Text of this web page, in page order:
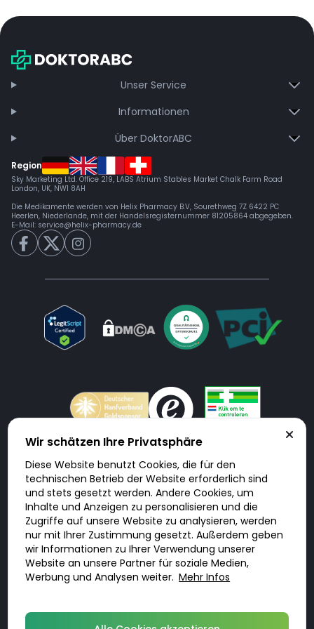
Beschwerden oder hartnäckiger Schlaflosigkeit leiden. Die Sorte
Weitere Forschung ist notwendig, aber Dolato kann derzeit für
folgende Zwecke eingesetzt werden:
Unterstützung bei Schlafstörungen und Schlaflosigkeit
Stressabbau und tiefe Entspannung
Förderung des Appetits und Angstreduktion
Unser Service
Informationen
Über DoktorABC
Region
Sky Marketing Ltd. Office 219, LABS Atrium Stables Market Chalk Farm Road
London, UK, NW1 8AH
Die Medikamente werden von Helix Pharmacy B.V, Sourethweg 7Z 6422 PC
Heerlen, Niederlande, mit der Handelsregisternummer 81205864 abgegeben.
E-Mail: service@helix-pharmacy.de
Doktorabc.com ist eine Vermittlungsplattform. Doktorabc ist ausdrücklich
keine Internetapotheke. Doktorabc bietet keine Medikamente oder
sonstige Produkte an oder liefert diese. Jegliche Informationen zu
Produkten, Medikamenten und Preisen auf der Internetseite beinhalten
kein Angebot von Doktorabc an Sie. Für die Einhaltung der in Ihrem Land
geltenden Gesetze und sonstigen Rechtsvorschriften sind Sie als Nutzer
selbst verantwortlich. Die Nutzung unseres Services auf Doktorabc durch
Sie erfolgt auf eigenes Risiko und in eigener Verantwortung. Sie erklären,
diese Internetseite aus eigener Initiative zu besuchen und zu nutzen.
Wir schätzen Ihre Privatsphäre
Diese Website benutzt Cookies, die für den
technischen Betrieb der Website erforderlich sind
und stets gesetzt werden. Andere Cookies, um
Inhalte und Anzeigen zu personalisieren und die
Zugriffe auf unsere Website zu analysieren, werden
nur mit Ihrer Zustimmung gesetzt. Außerdem geben
wir Informationen zu Ihrer Verwendung unserer
Website an unsere Partner für soziale Medien,
Werbung und Analysen weiter. Mehr Infos